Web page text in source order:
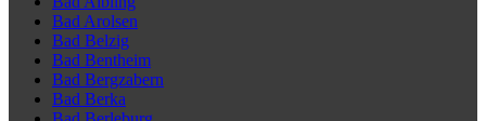
Bad Arolsen
Bad Belzig
Bad Bentheim
Bad Bergzabern
Bad Berka